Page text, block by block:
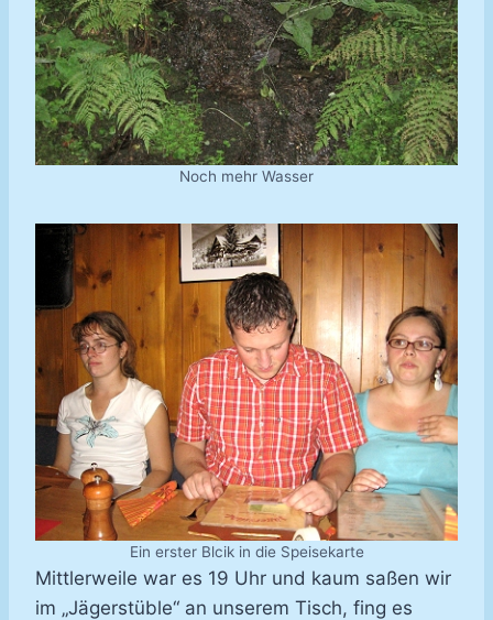
Noch mehr Wasser
Ein erster Blcik in die Speisekarte
Mittlerweile war es 19 Uhr und kaum saßen wir
im „Jägerstüble“ an unserem Tisch, fing es